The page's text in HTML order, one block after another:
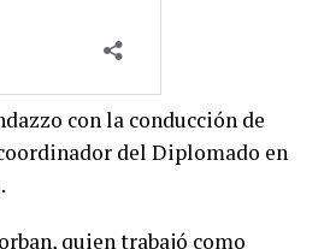
con la conducción de
del Diplomado en
quien trabajó como